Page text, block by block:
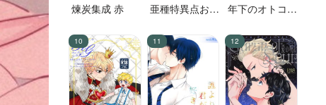
煉炭集成 赤
亜種特異点おち
ランド
年下のオトコノ